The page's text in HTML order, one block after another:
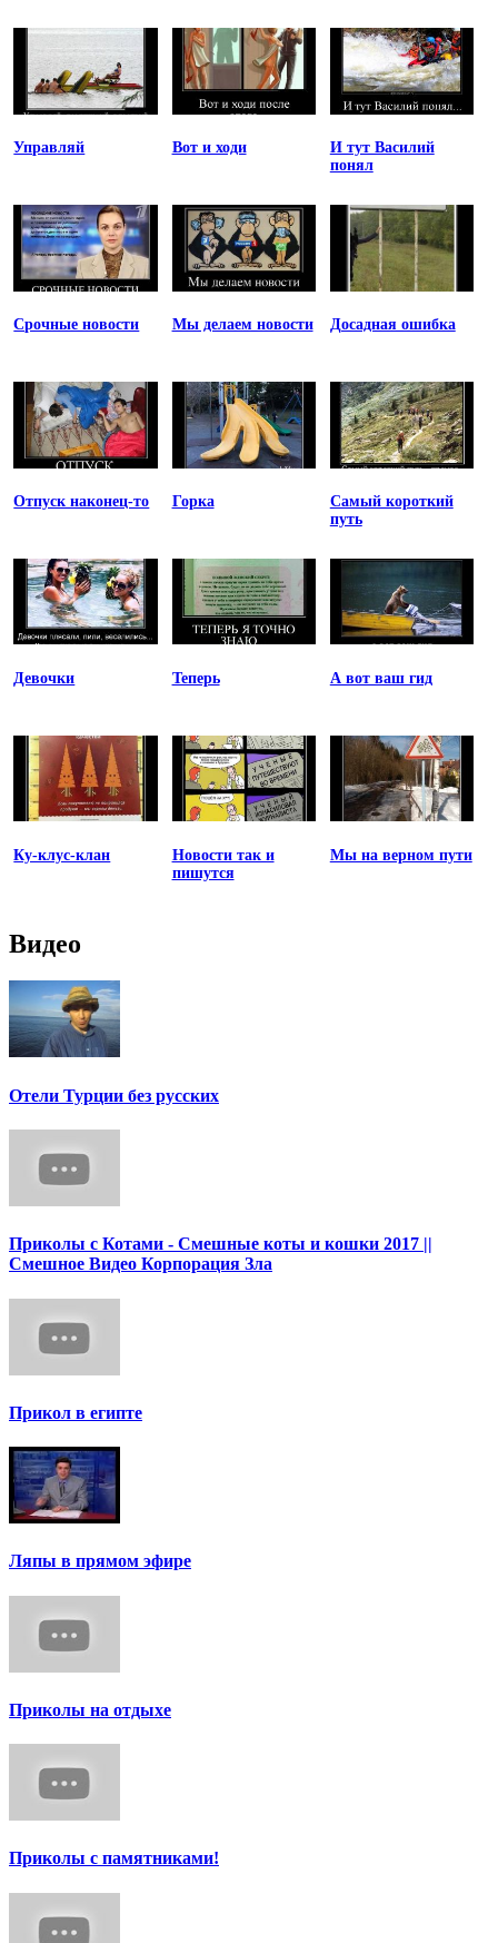
Управляй Вот и ходи
И тут Василий
понял
Срочные новости Мы делаем новости Досадная ошибка
Отпуск наконец-то Горка
Самый короткий
путь
Девочки Теперь А вот ваш гид
Ку-клус-клан
Новости так и
пишутся
Мы на верном пути
Видео
Отели Турции без русских
Приколы с Котами - Смешные коты и кошки 2017 ||
Смешное Видео Корпорация Зла
Прикол в египте
Ляпы в прямом эфире
Приколы на отдыхе
Приколы с памятниками!